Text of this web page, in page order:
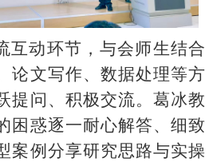
互动环节，与会师生结合
论文写作、数据处理等方
提问、积极交流。葛冰教
困惑逐一耐心解答、细致
案例分享研究思路与实操